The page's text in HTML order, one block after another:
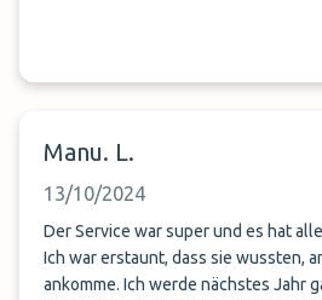
Manu. L.
13/10/2024
Der Service war super und es hat
Ich war erstaunt, dass sie wussten,
ankomme. Ich werde nächstes Jahr ganz sicher wieder bei